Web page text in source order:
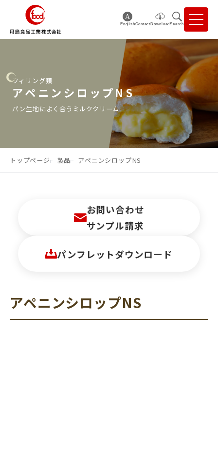
EnglishContact DownloadSearch
フィリング類
アペニンシロップNS
パン生地によく合うミルククリーム
トップページ 製品 アペニンシロップNS
お問い合わせ
サンプル請求
パンフレットダウンロード
アペニンシロップNS